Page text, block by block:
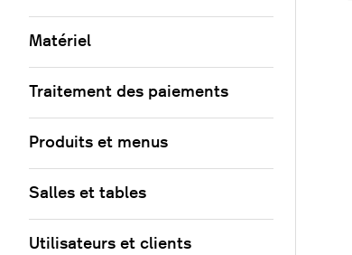
Matériel
Traitement des paiements
Produits et menus
Salles et tables
Utilisateurs et clients